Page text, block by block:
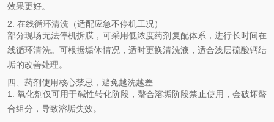
效果更好。
2. 在线循环清洗（适配应急不停机工况）
部分现场无法停机拆膜，可采用低浓度药剂复配体系，进行长时间在
线循环清洗。可根据垢体情况，适时更换清洗液，适合浅层硫酸钙结
垢的改善处理。
四、药剂使用核心禁忌，避免越洗越差
1. 氧化剂仅可用于碱性转化阶段，螯合溶垢阶段禁止使用，会破坏螯
合组分，导致溶垢失效。